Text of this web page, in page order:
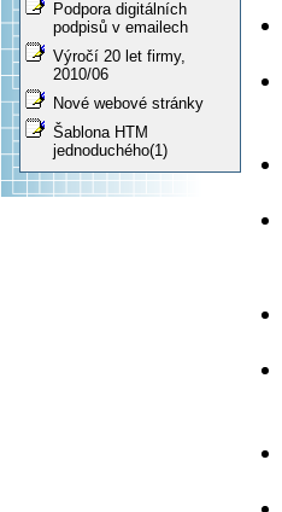
Podpora digitálních
podpisů v emailech
Výročí 20 let firmy,
2010/06
Nové webové stránky
Šablona HTM
jednoduchého(1)